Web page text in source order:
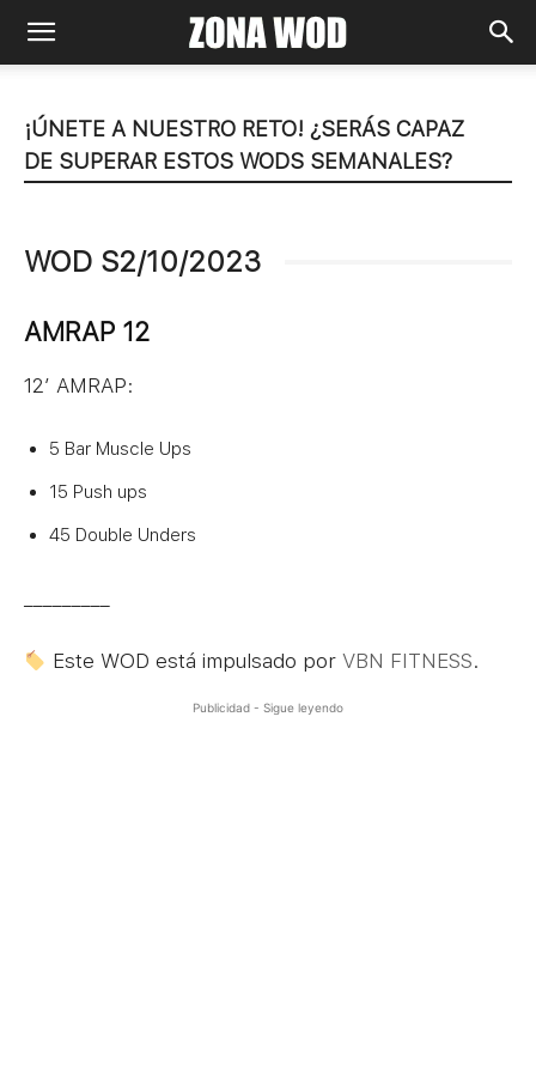
¡ÚNETE A NUESTRO RETO! ¿SERÁS CAPAZ
DE SUPERAR ESTOS WODS SEMANALES?
WOD S2/10/2023
AMRAP 12
12′ AMRAP:
5 Bar Muscle Ups
15 Push ups
45 Double Unders
Este WOD está impulsado porVBN FITNESS.
Publicidad - Sigue leyendo